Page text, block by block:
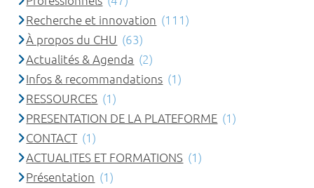
Recherche et innovation (111)
À propos du CHU (63)
Actualités & Agenda (2)
Infos & recommandations (1)
RESSOURCES (1)
PRESENTATION DE LA PLATEFORME (1)
CONTACT (1)
ACTUALITES ET FORMATIONS (1)
Présentation (1)